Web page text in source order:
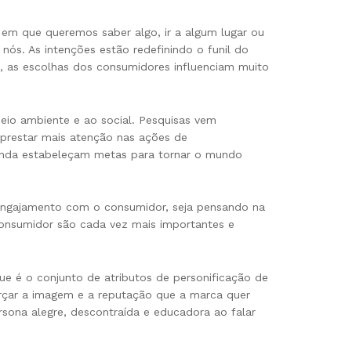
que queremos saber algo, ir a algum lugar ou
As intenções estão redefinindo o funil do
as escolhas dos consumidores influenciam muito
ambiente e ao social. Pesquisas vem
mais atenção nas ações de
estabeleçam metas para tornar o mundo
com o consumidor, seja pensando na
são cada vez mais importantes e
é o conjunto de atributos de personificação de
a imagem e a reputação que a marca quer
alegre, descontraída e educadora ao falar